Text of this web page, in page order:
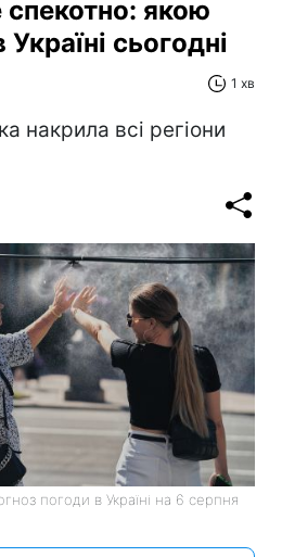
якою
сьогодні
1 хв
накрила всі регіони
погоди в Україні на 6 серпня